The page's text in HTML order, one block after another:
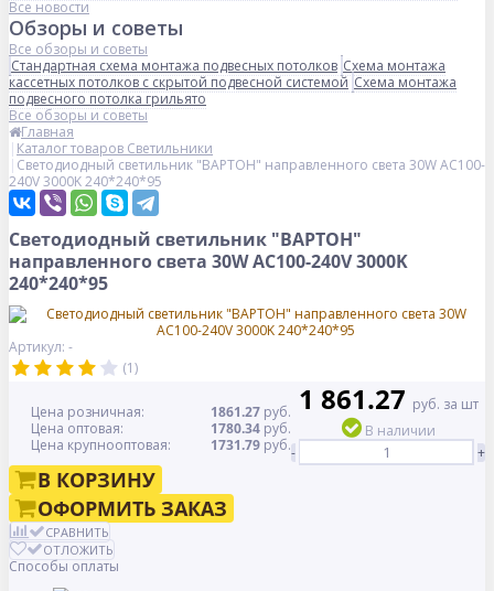
Все новости
Обзоры и советы
Все обзоры и советы
Стандартная схема монтажа подвесных потолков Схема монтажа
кассетных потолков с скрытой подвесной системой Схема монтажа
подвесного потолка грильято
Все обзоры и советы
Главная
Каталог товаров Светильники
Светодиодный светильник "ВАРТОН" направленного света 30W AC100-
240V 3000K 240*240*95
Светодиодный светильник "ВАРТОН"
направленного света 30W AC100-240V 3000K
240*240*95
Артикул: -
(1)
Цена розничная: 1861.27 руб.
Цена оптовая:
1780.34 руб.
Цена крупнооптовая:
1731.79 руб.
1 861.27 руб. за шт
В наличии
-
+
В КОРЗИНУ
ОФОРМИТЬ ЗАКАЗ
СРАВНИТЬ
ОТЛОЖИТЬ
Способы оплаты